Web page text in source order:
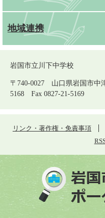
地域連携
岩国市立川下中学校
〒740-0027 山口県岩国市中
5168 Fax 0827-21-5169
リンク・著作権・免責事項